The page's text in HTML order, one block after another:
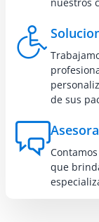
de sus
que